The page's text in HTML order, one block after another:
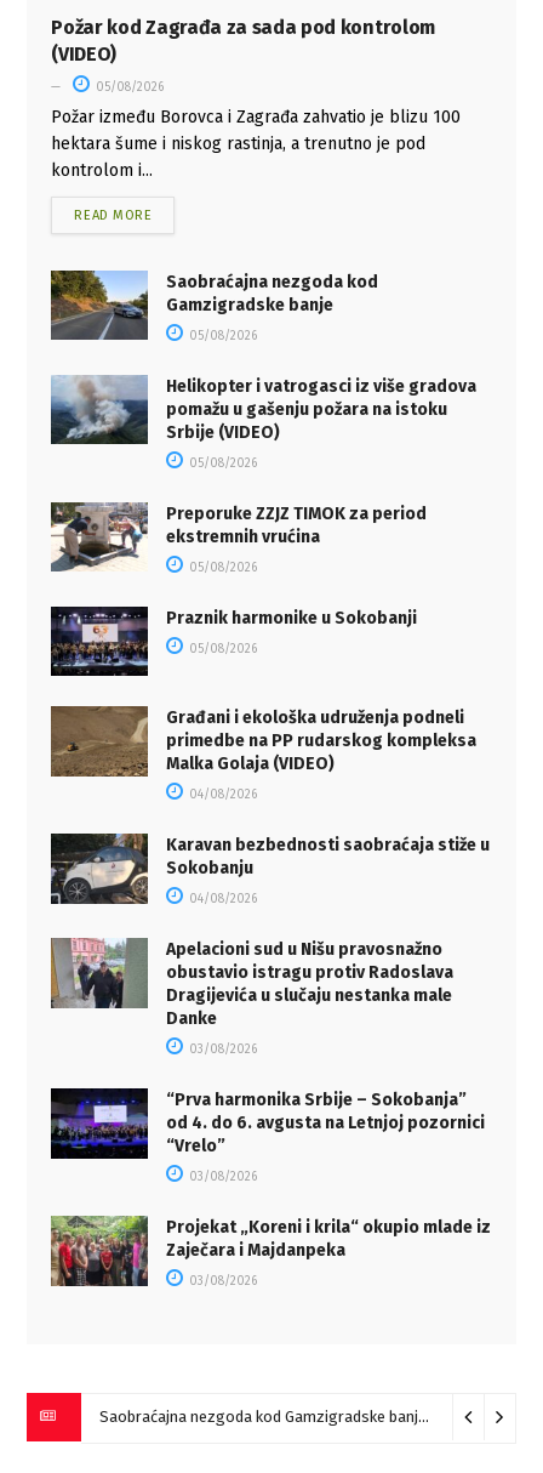
Požar kod Zagrađa za sada pod kontrolom
(VIDEO)
05/08/2026
Požar između Borovca i Zagrađa zahvatio je blizu 100
hektara šume i niskog rastinja, a trenutno je pod
kontrolom i...
READ MORE
Saobraćajna nezgoda kod
Gamzigradske banje
05/08/2026
Helikopter i vatrogasci iz više gradova
pomažu u gašenju požara na istoku
Srbije (VIDEO)
05/08/2026
Preporuke ZZJZ TIMOK za period
ekstremnih vrućina
05/08/2026
Praznik harmonike u Sokobanji
05/08/2026
Građani i ekološka udruženja podneli
primedbe na PP rudarskog kompleksa
Malka Golaja (VIDEO)
04/08/2026
Karavan bezbednosti saobraćaja stiže u
Sokobanju
04/08/2026
Apelacioni sud u Nišu pravosnažno
obustavio istragu protiv Radoslava
Dragijevića u slučaju nestanka male
Danke
03/08/2026
“Prva harmonika Srbije – Sokobanja”
od 4. do 6. avgusta na Letnjoj pozornici
“Vrelo”
03/08/2026
Projekat „Koreni i krila“ okupio mlade iz
Zaječara i Majdanpeka
03/08/2026
Saobraćajna nezgoda kod Gamzigradske banje 05/08/2026